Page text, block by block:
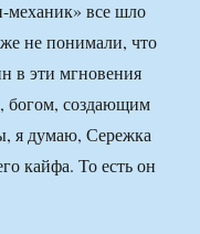
механик» все шло
не понимали, что
в эти мгновения
богом, создающим
я думаю, Сережка
кайфа. То есть он